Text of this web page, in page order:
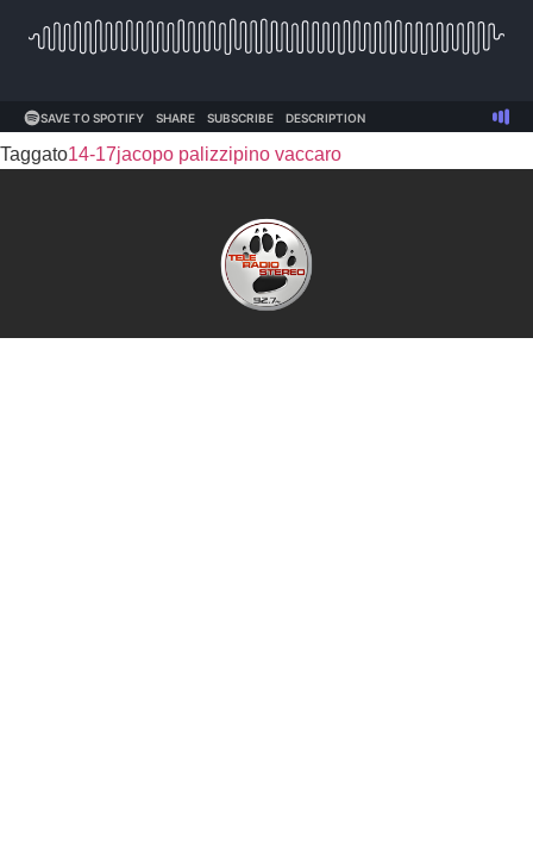
Taggato14-17jacopo palizzipino vaccaro